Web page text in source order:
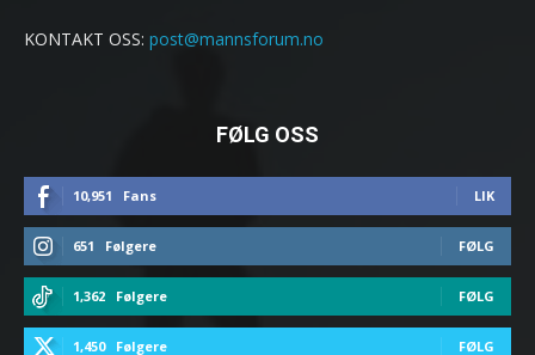
KONTAKT OSS: post@mannsforum.no
FØLG OSS
10,951 Fans LIK
651 Følgere FØLG
1,362 Følgere FØLG
1,450 Følgere FØLG